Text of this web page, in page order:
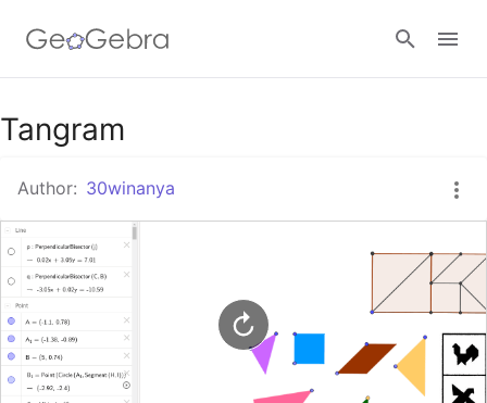
GeoGebra Classroom
Tangram
Author: 30winanya